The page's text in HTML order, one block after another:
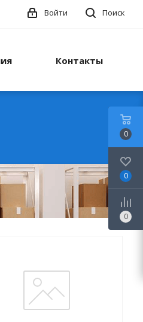
Поиск
Войти
Контакты
0
0
0